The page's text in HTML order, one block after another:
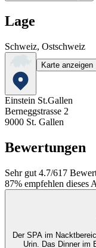
Lage
Schweiz, Ostschweiz
Karte anzeigen
Einstein St.Gallen
Berneggstrasse 2
9000 St. Gallen
Bewertungen
Sehr gut 4.7/617
87% empfehlen dieses
Der SPA im
Urin. Das